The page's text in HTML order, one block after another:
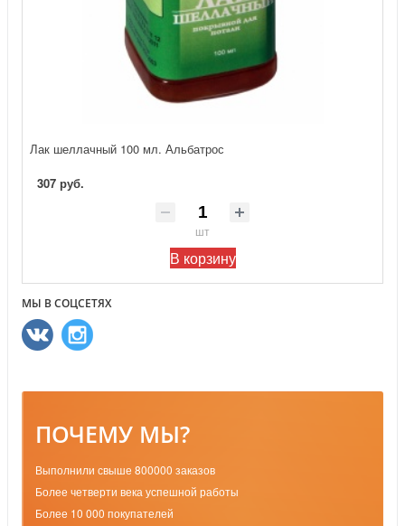
Лак шеллачный 100 мл. Альбатрос
307 руб.
шт
В корзину
МЫ В СОЦСЕТЯХ
ПОЧЕМУ МЫ?
Выполнили свыше 800000 заказов
Более четверти века успешной работы
Более 10 000 покупателей